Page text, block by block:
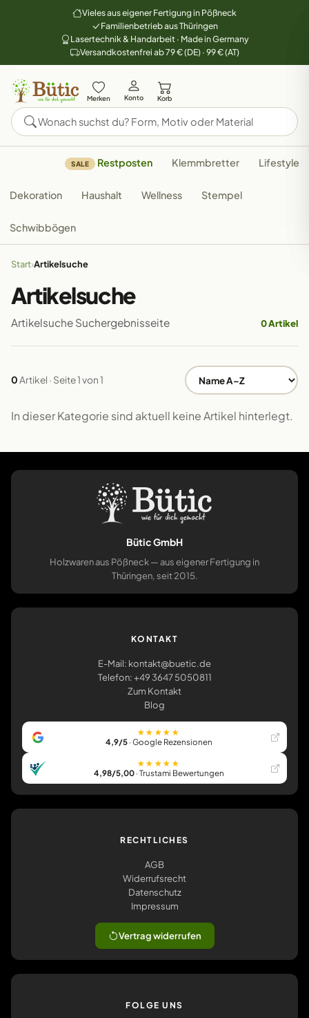
Vieles aus eigener Fertigung in Pößneck
Familienbetrieb aus Thüringen
Lasertechnik & Handarbeit · Made in Germany
Versandkostenfrei ab 79 € (DE) · 99 € (AT)
Merken Konto Korb
SALE Restposten Klemmbretter Lifestyle
Dekoration Haushalt Wellness Stempel
Schwibbögen
Start›Artikelsuche
Artikelsuche
Artikelsuche Suchergebnisseite 0 Artikel
0Artikel · Seite 1 von 1
In dieser Kategorie sind aktuell keine Artikel hinterlegt.
Bütic GmbH
Holzwaren aus Pößneck — aus eigener Fertigung in
Thüringen, seit 2015.
KONTAKT
E-Mail: kontakt@buetic.de
Telefon: +49 3647 5050811
Zum Kontakt
Blog
★★★★★
4,9/5· Google Rezensionen
★★★★★
4,98/5,00· Trustami Bewertungen
RECHTLICHES
AGB
Widerrufsrecht
Datenschutz
Impressum
Vertrag widerrufen
FOLGE UNS